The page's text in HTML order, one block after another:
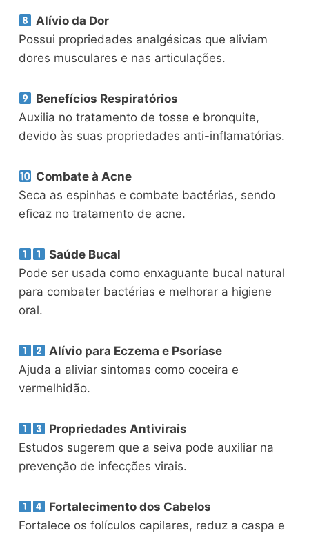
Alívio da Dor
Possui propriedades analgésicas que aliviam
dores musculares e nas articulações.
Benefícios Respiratórios
Auxilia no tratamento de tosse e bronquite,
devido às suas propriedades anti-inflamatórias.
Combate à Acne
Seca as espinhas e combate bactérias, sendo
eficaz no tratamento de acne.
Saúde Bucal
Pode ser usada como enxaguante bucal natural
para combater bactérias e melhorar a higiene
oral.
Alívio para Eczema e Psoríase
Ajuda a aliviar sintomas como coceira e
vermelhidão.
Propriedades Antivirais
Estudos sugerem que a seiva pode auxiliar na
prevenção de infecções virais.
Fortalecimento dos Cabelos
Fortalece os folículos capilares, reduz a caspa e